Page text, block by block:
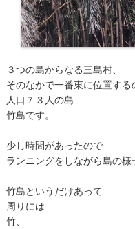
３つの島からなる三島村、
そのなかで一番東に位置する
人口７３人の島
竹島です。
少し時間があったので
ランニングをしながら島の様
竹島というだけあって
周りには
竹、